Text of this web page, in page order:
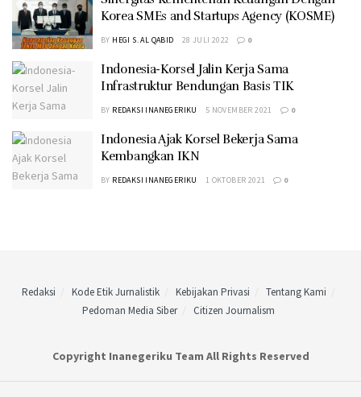
Korea SMEs and Startups Agency (KOSME)
BY HEGI S. AL QABID 28 JULI 2022 0
Indonesia-Korsel Jalin Kerja Sama
Infrastruktur Bendungan Basis TIK
BY REDAKSI INANEGERIKU 5 NOVEMBER 2021 0
Indonesia Ajak Korsel Bekerja Sama
Kembangkan IKN
BY REDAKSI INANEGERIKU 1 OKTOBER 2021 0
Redaksi Kode Etik Jurnalistik Kebijakan Privasi
Tentang Kami
Pedoman Media Siber
Citizen Journalism
Copyright Inanegeriku Team All Rights Reserved